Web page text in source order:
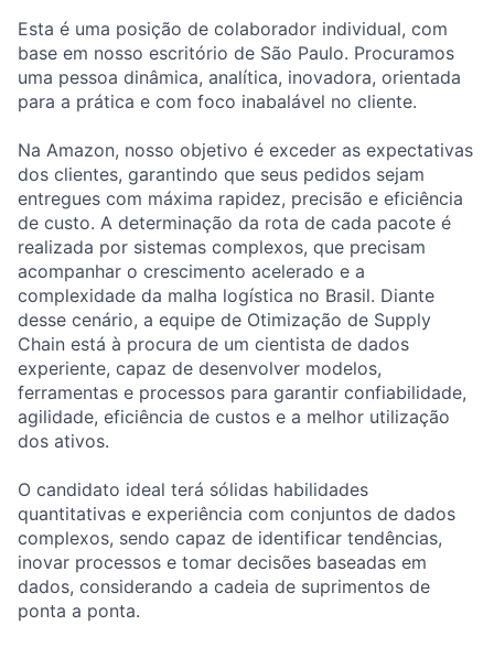
Esta é uma posição de colaborador individual, com
base em nosso escritório de São Paulo. Procuramos
uma pessoa dinâmica, analítica, inovadora, orientada
para a prática e com foco inabalável no cliente.
Na Amazon, nosso objetivo é exceder as expectativas
dos clientes, garantindo que seus pedidos sejam
entregues com máxima rapidez, precisão e eficiência
de custo. A determinação da rota de cada pacote é
realizada por sistemas complexos, que precisam
acompanhar o crescimento acelerado e a
complexidade da malha logística no Brasil. Diante
desse cenário, a equipe de Otimização de Supply
Chain está à procura de um cientista de dados
experiente, capaz de desenvolver modelos,
ferramentas e processos para garantir confiabilidade,
agilidade, eficiência de custos e a melhor utilização
dos ativos.
O candidato ideal terá sólidas habilidades
quantitativas e experiência com conjuntos de dados
complexos, sendo capaz de identificar tendências,
inovar processos e tomar decisões baseadas em
dados, considerando a cadeia de suprimentos de
ponta a ponta.